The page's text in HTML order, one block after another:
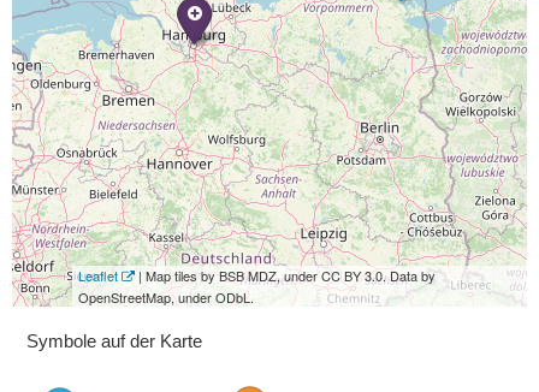
Leaflet
| Map tiles by BSB MDZ, under CC BY 3.0. Data by
OpenStreetMap, under ODbL.
Symbole auf der Karte